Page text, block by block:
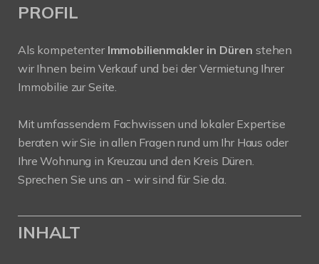
PROFIL
Als kompetenter Immobilienmakler in Düren stehen
wir Ihnen beim Verkauf und bei der Vermietung Ihrer
Immobilie zur Seite.
Mit umfassendem Fachwissen und lokaler Expertise
beraten wir Sie in allen Fragen rund um Ihr Haus oder
Ihre Wohnung in Kreuzau und den Kreis Düren.
Sprechen Sie uns an - wir sind für Sie da.
INHALT